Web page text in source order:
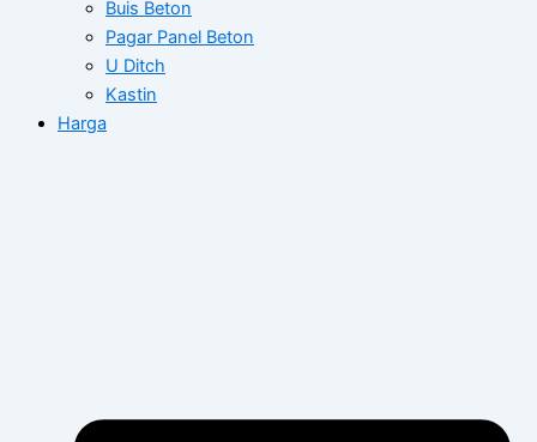
Buis Beton
Pagar Panel Beton
U Ditch
Kastin
Harga